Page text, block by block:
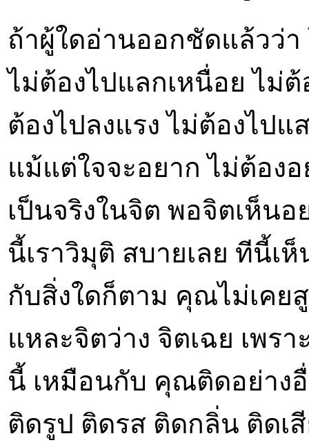
ถ้าผู้ใดอ่านออกชัดแล้วว่า
ไม่ต้องไปแลกเหนื่อย ไม่ต้
ต้องไปลงแรง ไม่ต้องไป
แม้แต่ใจจะอยาก ไม่ต้อง
เป็นจริงในจิต พอจิตเห็น
นี้เราวิมุติ สบายเลย ทีนี้เ
กับสิ่งใดก็ตาม คุณไม่เค
แหละจิตว่าง จิตเฉย เพร
นี้ เหมือนกับ คุณติดอย่าง
ติดรูป ติดรส ติดกลิ่น ติดเ